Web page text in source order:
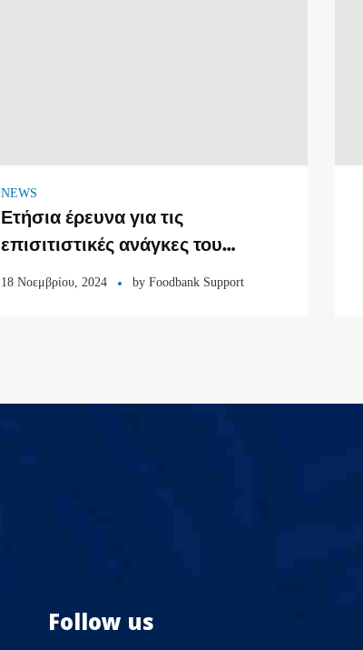
NEWS
Ετήσια έρευνα για τις
επισιτιστικές ανάγκες του
πληθυσμού
18 Νοεμβρίου, 2024 by Foodbank Support
Follow us